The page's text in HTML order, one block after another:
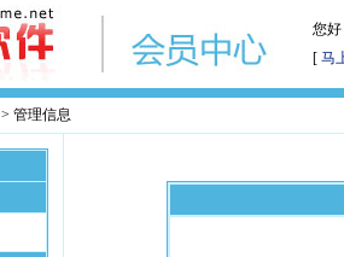
您
[ 马
> 管理信息